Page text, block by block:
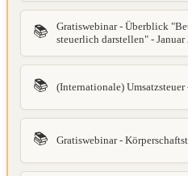
📚
Gratiswebinar - Überblick
steuerlich darstellen" - Januar
📚 (Internationale)
📚 Gratiswebinar -